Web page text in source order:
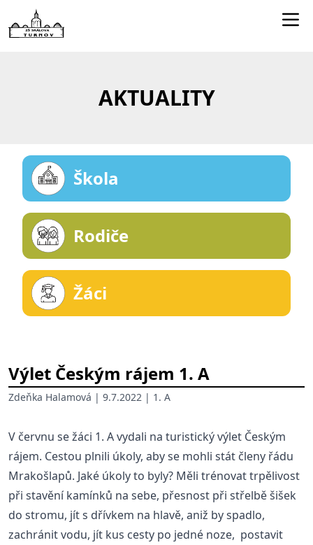
Kontakty
AKTUALITY
Škola
Rodiče
Žáci
Výlet Českým rájem 1. A
Zdeňka Halamová | 9.7.2022 | 1. A
V červnu se žáci 1. A vydali na turistický výlet Českým
rájem. Cestou plnili úkoly, aby se mohli stát členy řádu
Mrakošlapů. Jaké úkoly to byly? Měli trénovat trpělivost
při stavění kamínků na sebe, přesnost při střelbě šišek
do stromu, jít s dřívkem na hlavě, aniž by spadlo,
zachránit vodu, jít kus cesty po jedné noze, postavit